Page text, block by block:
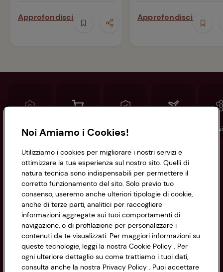
Approfondisci Approfondisci
Conad Spesa online Assicurazioni
Informazioni
Privacy Policy
Cookie Policy
Impostazioni Cookie
Accessibilità
CONAD SOCIETÀ COOPERATIVA
Via Michelino, 59 | 40127 BOLOGNA
Codice Fiscale e Registro Imprese
di Bologna 00865960157
PARTITA IVA 03320960374
Noi Amiamo i Cookies!
Utilizziamo i cookies per migliorare i nostri servizi e
ottimizzare la tua esperienza sul nostro sito. Quelli di
natura tecnica sono indispensabili per permettere il
corretto funzionamento del sito. Solo previo tuo
consenso, useremo anche ulteriori tipologie di cookie,
anche di terze parti, analitici per raccogliere
informazioni aggregate sui tuoi comportamenti di
navigazione, o di profilazione per personalizzare i
contenuti da te visualizzati. Per maggiori informazioni su
queste tecnologie, leggi la nostra Cookie Policy . Per
ogni ulteriore dettaglio su come trattiamo i tuoi dati,
consulta anche la nostra Privacy Policy . Puoi accettare